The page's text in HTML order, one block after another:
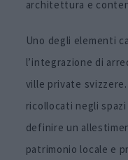
architettura e
Uno degli elementi
l’integrazione di
ville private
ricollocati negli
definire un
patrimonio locale e